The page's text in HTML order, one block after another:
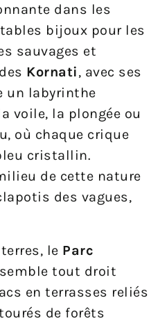
dans les
bijoux pour les
sauvages et
Kornati, avec ses
un labyrinthe
voile, la plongée ou
où chaque crique
cristallin.
de cette nature
des vagues,
le Parc
semble tout droit
en terrasses reliés
de forêts